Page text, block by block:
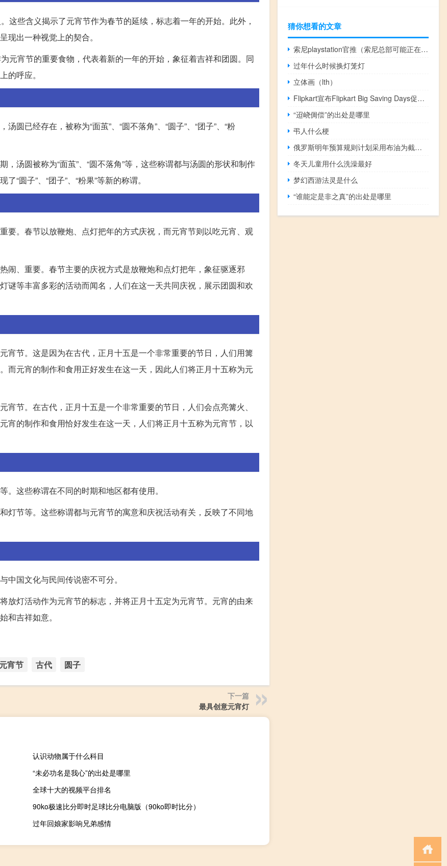
。这些含义揭示了元宵节作为春节的延续，标志着一年的开始。此外，
现出一种视觉上的契合。
为元宵节的重要食物，代表着新的一年的开始，象征着吉祥和团圆。同
的呼应。
已经存在，被称为“面茧”、“圆不落角”、“圆子”、“团子”、“粉
汤圆被称为“面茧”、“圆不落角”等，这些称谓都与汤圆的形状和制作
“圆子”、“团子”、“粉果”等新的称谓。
要。春节以放鞭炮、点灯把年的方式庆祝，而元宵节则以吃元宵、观
闹、重要。春节主要的庆祝方式是放鞭炮和点灯把年，象征驱逐邪
谜等丰富多彩的活动而闻名，人们在这一天共同庆祝，展示团圆和欢
宵节。这是因为在古代，正月十五是一个非常重要的节日，人们用篝
而元宵的制作和食用正好发生在这一天，因此人们将正月十五称为元
节。在古代，正月十五是一个非常重要的节日，人们会点亮篝火、
宵的制作和食用恰好发生在这一天，人们将正月十五称为元宵节，以
这些称谓在不同的时期和地区都有使用。
灯节等。这些称谓都与元宵节的寓意和庆祝活动有关，反映了不同地
国文化与民间传说密不可分。
放灯活动作为元宵节的标志，并将正月十五定为元宵节。元宵的由来
和吉祥如意。
元宵节 古代 圆子
下一篇
最具创意元宵灯
认识动物属于什么科目
“未必功名是我心”的出处是哪里
全球十大的视频平台排名
90ko极速比分即时足球比分电脑版（90ko即时比分）
过年回娘家影响兄弟感情
猜你想看的文章
索尼playstation官推（索尼总部可能正在使用新的PlayStation控制器）
过年什么时候换灯笼灯
立体画（lth）
Flipkart宣布Flipkart Big Saving Days促销活动
“迢峣倜偿”的出处是哪里
弔人什么梗
俄罗斯明年预算规则计划采用布油为截止报价
冬天儿童用什么洗澡最好
梦幻西游法灵是什么
“谁能定是非之真”的出处是哪里